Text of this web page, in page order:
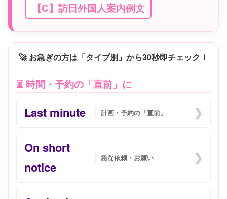
【C】訪日外国人案内例文
🚀 お急ぎの方は「タイプ別」から30秒即チェック！
⏳ 時間・予約の「直前」に
Last minute 計画・予約の「直前」 ❯
On short
notice
急な依頼・お願い ❯